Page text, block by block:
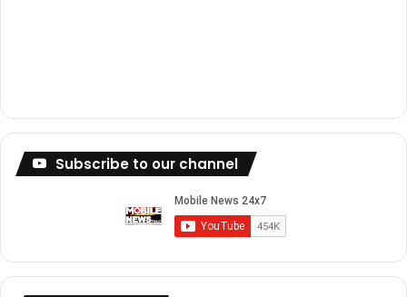
Subscribe to our channel